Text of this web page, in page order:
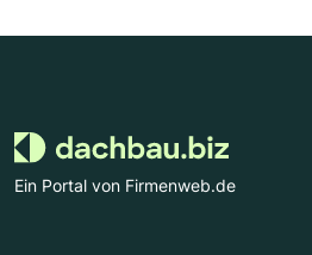
Ein Portal von Firmenweb.de